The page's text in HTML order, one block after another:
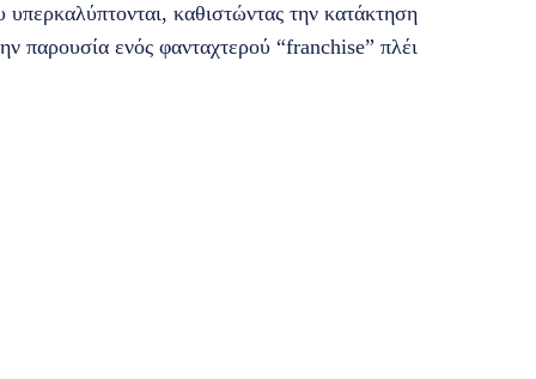
υπερκαλύπτονται, καθιστώντας την κατάκτηση
παρουσία ενός φανταχτερού “franchise” πλέι